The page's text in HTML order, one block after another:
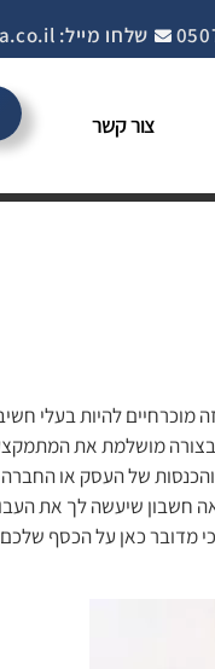
שלחו מייל: info@cpahadera.co.il
צור קשר
להיות בעלי
מושלמת את
של העסק או
שיעשה לך את
כאן על הכסף שלכם